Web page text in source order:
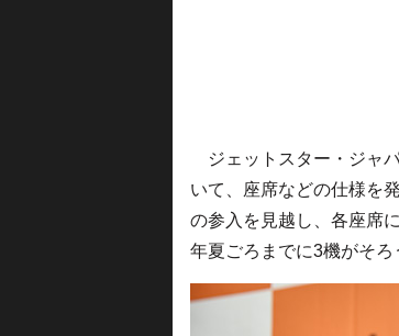
ジェットスター・ジャ
いて、座席などの仕様を
の参入を見越し、各座席
年夏ごろまでに3機がそろ